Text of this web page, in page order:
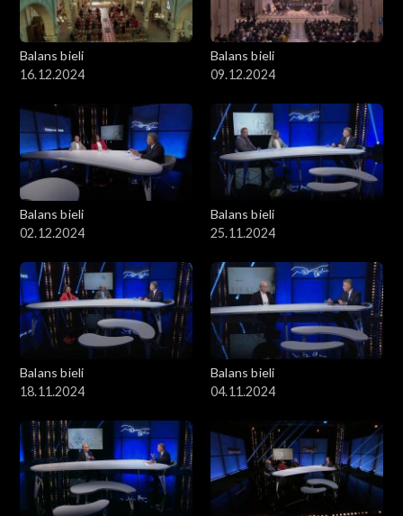
Balans bieli
16.12.2024
Balans bieli
09.12.2024
Balans bieli
02.12.2024
Balans bieli
25.11.2024
Balans bieli
18.11.2024
Balans bieli
04.11.2024